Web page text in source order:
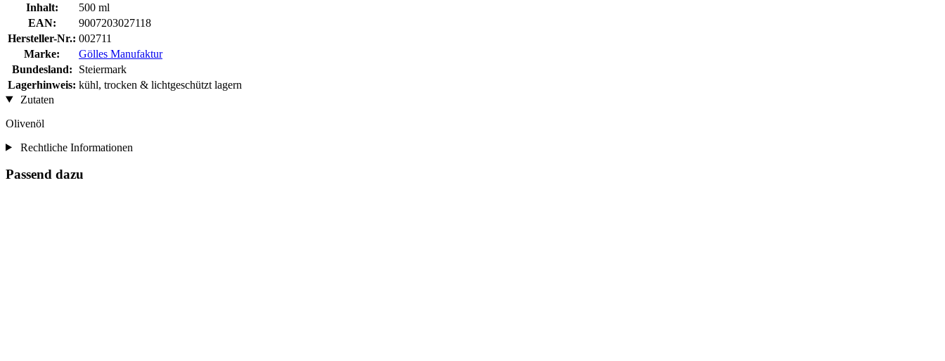
Inhalt:
500 ml
EAN:
9007203027118
Hersteller-Nr.: 002711
Marke:
Gölles Manufaktur
Bundesland:
Steiermark
Lagerhinweis: kühl, trocken & lichtgeschützt lagern
Zutaten
Olivenöl
Rechtliche Informationen
Passend dazu